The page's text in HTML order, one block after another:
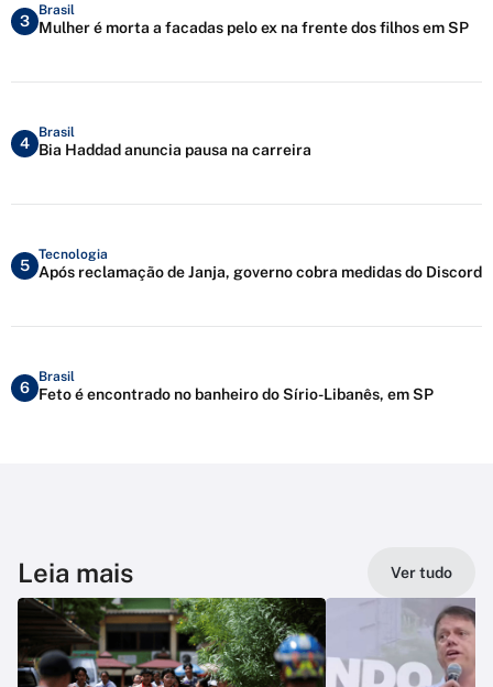
3
Brasil
Mulher é morta a facadas pelo ex na frente dos filhos em SP
4
Brasil
Bia Haddad anuncia pausa na carreira
5
Tecnologia
Após reclamação de Janja, governo cobra medidas do Discord
6
Brasil
Feto é encontrado no banheiro do Sírio-Libanês, em SP
Leia mais Ver tudo